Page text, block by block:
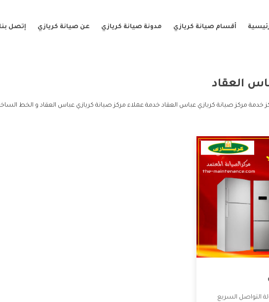
أقسام صيانة كريازي مدونة صيانة كريازي عن صيانة كريازي إتصل بنا
العقاد
خدمة مركز صيانة كريازي عباس العقاد خدمة عملاء مركز صيانة كريازي عباس العقاد و الخط
التواصل السريع